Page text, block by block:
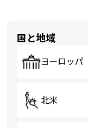
国と地域
ヨーロッパ
北米